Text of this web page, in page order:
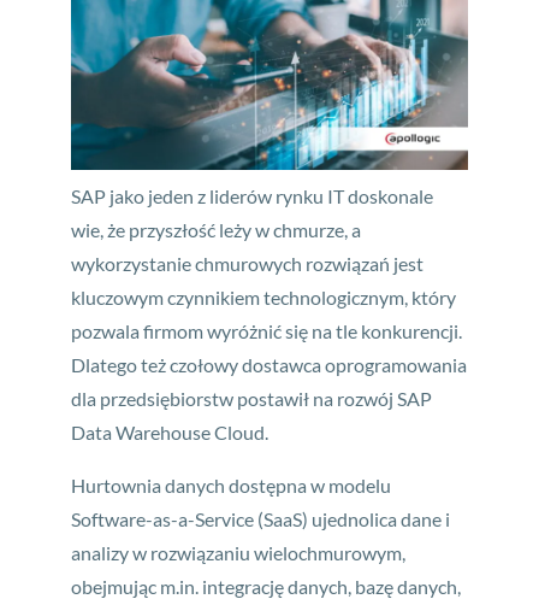
SAP jako jeden z liderów rynku IT doskonale
wie, że przyszłość leży w chmurze, a
wykorzystanie chmurowych rozwiązań jest
kluczowym czynnikiem technologicznym, który
pozwala firmom wyróżnić się na tle konkurencji.
Dlatego też czołowy dostawca oprogramowania
dla przedsiębiorstw postawił na rozwój SAP
Data Warehouse Cloud.
Hurtownia danych dostępna w modelu
Software-as-a-Service (SaaS) ujednolica dane i
analizy w rozwiązaniu wielochmurowym,
obejmując m.in. integrację danych, bazę danych,